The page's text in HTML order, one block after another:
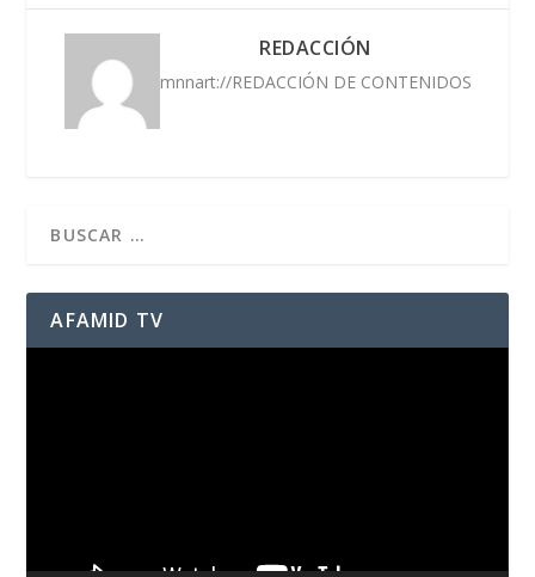
REDACCIÓN
mnnart://REDACCIÓN DE CONTENIDOS
AFAMID TV